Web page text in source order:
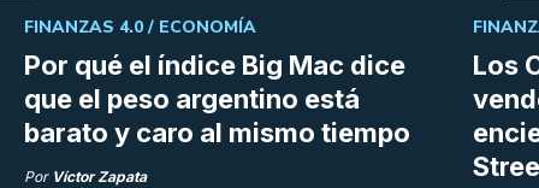
Por qué el índice Big Mac dice
que el peso argentino está
barato y caro al mismo tiempo
FINANZAS 4.0 / ECONOMÍA
Por Víctor Zapata
Los